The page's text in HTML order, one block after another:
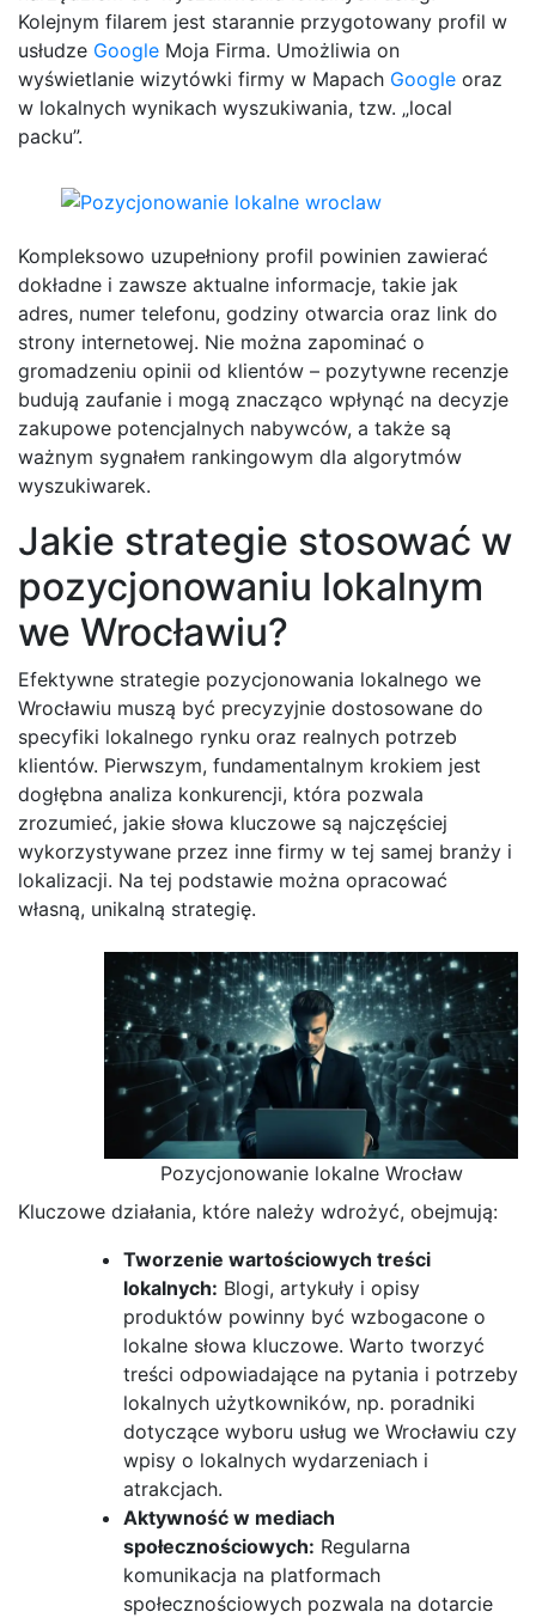
Kolejnym filarem jest starannie przygotowany profil w
usłudze Google Moja Firma. Umożliwia on
wyświetlanie wizytówki firmy w Mapach Google oraz
w lokalnych wynikach wyszukiwania, tzw. „local
packu”.
Kompleksowo uzupełniony profil powinien zawierać
dokładne i zawsze aktualne informacje, takie jak
adres, numer telefonu, godziny otwarcia oraz link do
strony internetowej. Nie można zapominać o
gromadzeniu opinii od klientów – pozytywne recenzje
budują zaufanie i mogą znacząco wpłynąć na decyzje
zakupowe potencjalnych nabywców, a także są
ważnym sygnałem rankingowym dla algorytmów
wyszukiwarek.
Jakie strategie stosować w
pozycjonowaniu lokalnym
we Wrocławiu?
Efektywne strategie pozycjonowania lokalnego we
Wrocławiu muszą być precyzyjnie dostosowane do
specyfiki lokalnego rynku oraz realnych potrzeb
klientów. Pierwszym, fundamentalnym krokiem jest
dogłębna analiza konkurencji, która pozwala
zrozumieć, jakie słowa kluczowe są najczęściej
wykorzystywane przez inne firmy w tej samej branży i
lokalizacji. Na tej podstawie można opracować
własną, unikalną strategię.
Pozycjonowanie lokalne Wrocław
Kluczowe działania, które należy wdrożyć, obejmują:
Tworzenie wartościowych treści
lokalnych: Blogi, artykuły i opisy
produktów powinny być wzbogacone o
lokalne słowa kluczowe. Warto tworzyć
treści odpowiadające na pytania i potrzeby
lokalnych użytkowników, np. poradniki
dotyczące wyboru usług we Wrocławiu czy
wpisy o lokalnych wydarzeniach i
atrakcjach.
Aktywność w mediach
społecznościowych: Regularna
komunikacja na platformach
społecznościowych pozwala na dotarcie